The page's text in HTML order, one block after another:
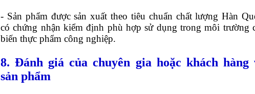
- Sản phẩm được sản xuất theo tiêu chuẩn chất lượng Hàn
có chứng nhận kiểm định phù hợp sử dụng trong môi trường
biến thực phẩm công nghiệp.
8. Đánh giá của chuyên gia hoặc khách hàng
sản phẩm